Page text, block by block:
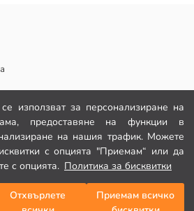
използват за персонализиране на
предоставяне на функции в
на нашия трафик. Можете
с опцията "Приемам“ или да
с опцията. Политика за бисквитки
Отхвърлете
Приемам всичко
в кошницата
от 100% памучен трикотажен плат, с
Предната част е с принт.